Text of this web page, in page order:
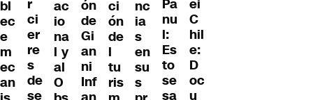
bl
ec
e
m
ec
an
r
ci
er
re
s
de
se
ac
io
na
l y
al
O
ón
de
Gi
an
ni
Inf
ci
ón
de
l
tu
ris
nc
ia
s
en
su
s
Pa
nu
l:
Es
to
se
sa
ei
C
hil
e:
D
oc
u